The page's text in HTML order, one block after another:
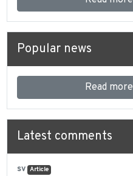
Popular news
Read more
Latest comments
sv Article